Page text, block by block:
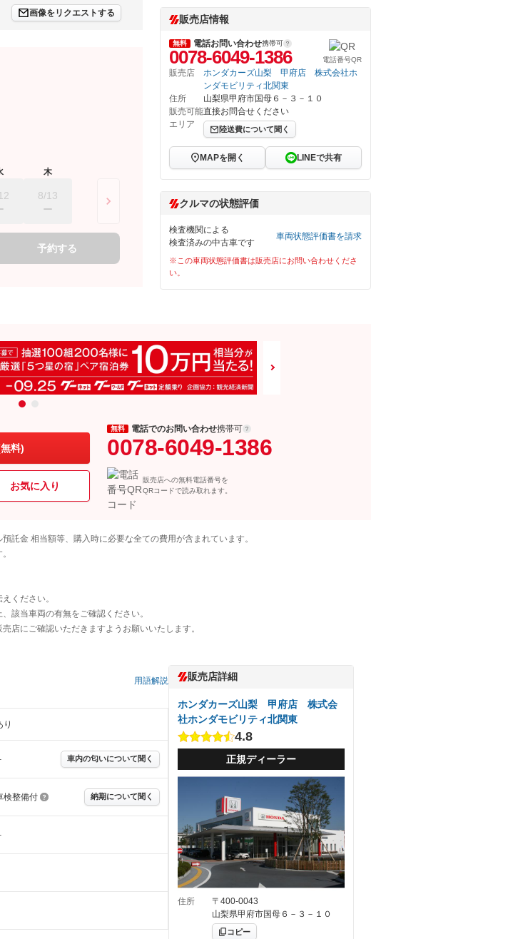
画像をリクエストする
木
8/13
予約する
販売店情報
無料 電話お問い合わせ携帯可
0078-6049-1386 電話番号QR
販売店
ホンダカーズ山梨 甲府店 株式会社ホ
ンダモビリティ北関東
住所
山梨県甲府市国母６－３－１０
販売可能
エリア
直接お問合せください
陸送費について聞く
MAPを開く LINEで共有
クルマの状態評価
検査機関による
検査済みの中古車です
車両状態評価書を請求
※この車両状態評価書は販売店にお問い合わせくださ
い。
料)
お気に入り
無料 電話でのお問い合わせ携帯可
0078-6049-1386
販売店への無料電話番号を
QRコードで読み取れます。
託金 相当額等、購入時に必要な全ての費用が含まれています。
ください。
該当車両の有無をご確認ください。
店にご確認いただきますようお願いいたします。
用語解説
り
車内の匂いについて聞く
検整備付 納期について聞く
販売店詳細
ホンダカーズ山梨 甲府店 株式会
社ホンダモビリティ北関東
4.8
正規ディーラー
住所
〒400-0043
山梨県甲府市国母６－３－１０
コピー